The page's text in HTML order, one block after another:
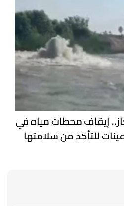
إيقاف محطات مياه في
للتأكد من سلامتها